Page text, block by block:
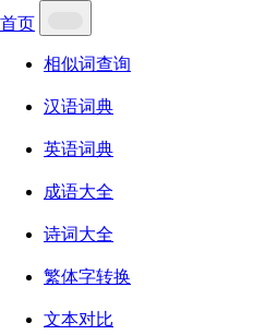
首页
相似词查询
汉语词典
英语词典
成语大全
诗词大全
繁体字转换
文本对比